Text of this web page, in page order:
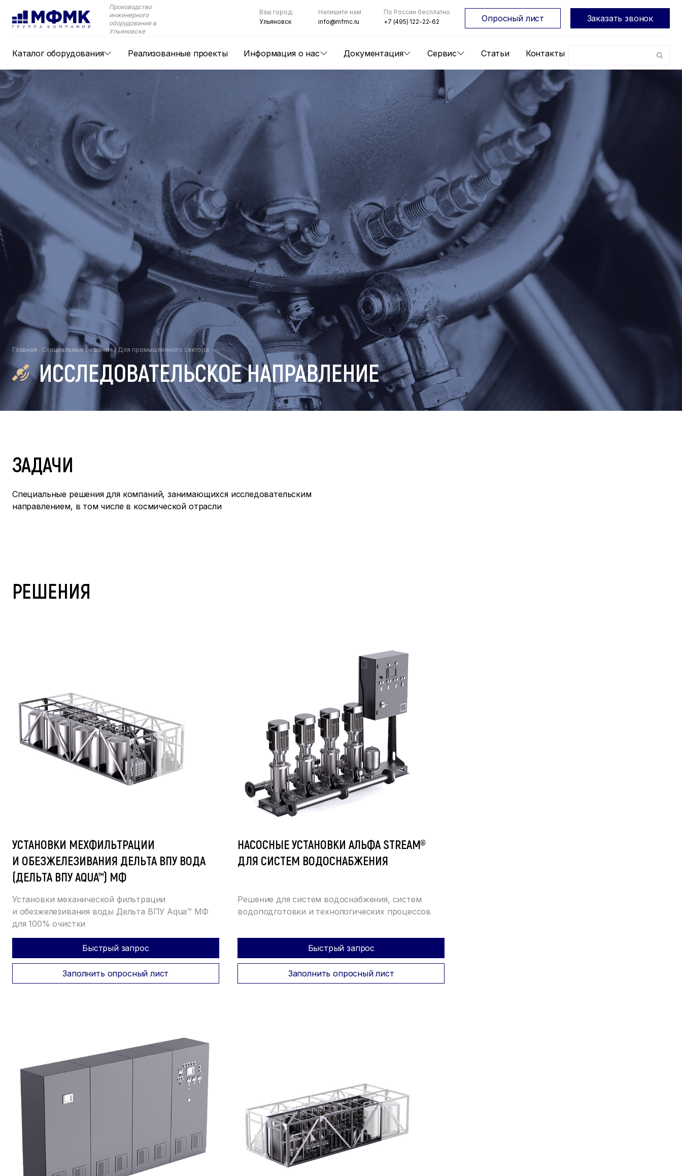
Производство
инженерного
оборудования в
Ульяновске
Каталог оборудования Реализованные проекты Информация о нас Документация Сервис Статьи Контакты
Ваш город:
Ульяновск
Напишите нам
info@mfmc.ru
По России бесплатно
+7 (495) 122-22-62
Опросный лист Заказать звонок
Главная / Специальные решения/Для промышленного сектора
ИССЛЕДОВАТЕЛЬСКОЕ НАПРАВЛЕНИЕ
ЗАДАЧИ
Специальные решения для компаний, занимающихся исследовательским
направлением, в том числе в космической отрасли
РЕШЕНИЯ
УСТАНОВКИ МЕХФИЛЬТРАЦИИ
И ОБЕЗЖЕЛЕЗИВАНИЯ ДЕЛЬТА ВПУ ВОДА
(ДЕЛЬТА ВПУ AQUA™) МФ
Установки механической фильтрации
и обезжелезивания воды Дельта ВПУ Aqua™ МФ
для 100% очистки
Быстрый запрос
Заполнить опросный лист
НАСОСНЫЕ УСТАНОВКИ АЛЬФА STREAM®
ДЛЯ СИСТЕМ ВОДОСНАБЖЕНИЯ
Решение для систем водоснабжения, систем
водоподготовки и технологических процессов
Быстрый запрос
Заполнить опросный лист